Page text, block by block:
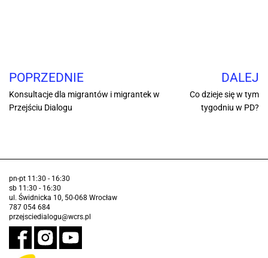
POPRZEDNIE
Konsultacje dla migrantów i migrantek w
Przejściu Dialogu
DALEJ
Co dzieje się w tym
tygodniu w PD?
pn-pt 11:30 - 16:30
sb 11:30 - 16:30
ul. Świdnicka 10, 50-068 Wrocław
787 054 684
przejsciedialogu@wcrs.pl